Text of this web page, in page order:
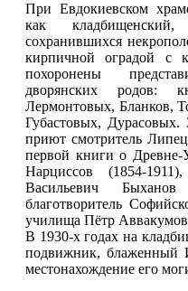
При Евдокиевском
как
сохранившихся
кирпичной оградой с
похоронены
дворянских родов:
Лермонтовых, Бланков,
Губастовых,
приют смотритель
первой книги о
Нарциссов (1854-
Васильевич
благотворитель
училища Пётр
В 1930-х годах на
подвижник,
местонахождение его